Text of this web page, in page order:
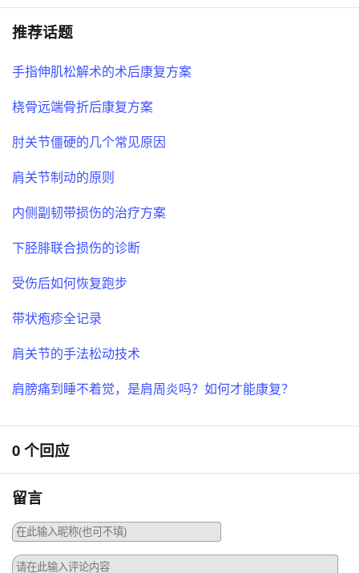
推荐话题
手指伸肌松解术的术后康复方案
桡骨远端骨折后康复方案
肘关节僵硬的几个常见原因
肩关节制动的原则
内侧副韧带损伤的治疗方案
下胫腓联合损伤的诊断
受伤后如何恢复跑步
带状疱疹全记录
肩关节的手法松动技术
肩膀痛到睡不着觉，是肩周炎吗？如何才能康复？
0 个回应
留言